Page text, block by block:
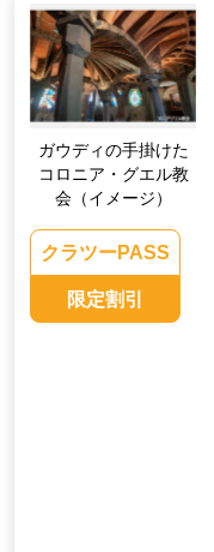
ガウディの手掛けた
コロニア・グエル教
会（イメージ）
クラツーPASS
限定割引